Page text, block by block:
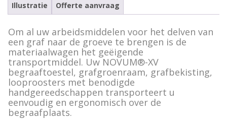
Rouwkransen standaard
Informatievitrine
Alle accessoires en toebehoren
Illustratie
Offerte aanvraag
Om al uw arbeidsmiddelen voor het delven van
een graf naar de groeve te brengen is de
materiaalwagen het geëigende
transportmiddel. Uw NOVUM®-XV
begraaftoestel, grafgroenraam, grafbekisting,
looproosters met benodigde
handgereedschappen transporteert u
eenvoudig en ergonomisch over de
begraafplaats.